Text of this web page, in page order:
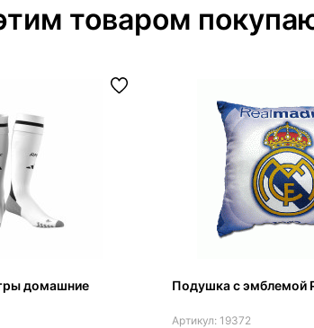
товаром
домашние
Подушка с эмблемой
19372